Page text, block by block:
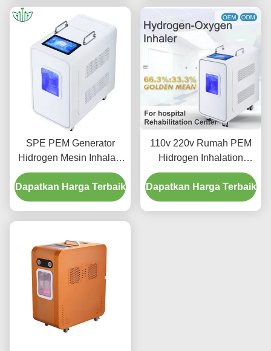
SPE PEM Generator
Hidrogen Mesin Inhalasi
Hidrogen Disesuaikan
Aliran disesuaikan
Dapatkan Harga Terbaik
110v 220v Rumah PEM
Hidrogen Inhalation
Therapy Mesin 3000ml
Dapatkan Harga Terbaik